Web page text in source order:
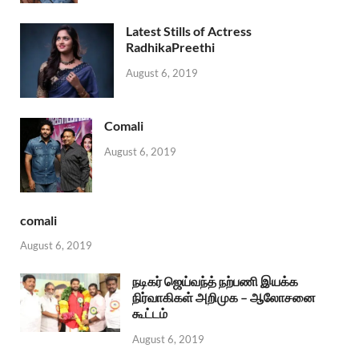
Latest Stills of Actress
RadhikaPreethi
August 6, 2019
Comali
August 6, 2019
comali
August 6, 2019
நடிகர் ஜெய்வந்த் நற்பணி இயக்க
நிர்வாகிகள் அறிமுக – ஆலோசனை
கூட்டம்
August 6, 2019